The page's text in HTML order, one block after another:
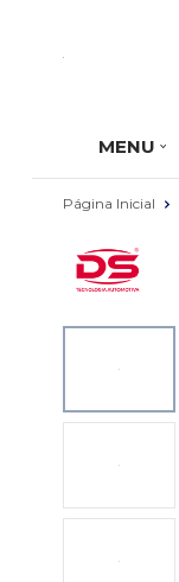
MENU
Página Inicial